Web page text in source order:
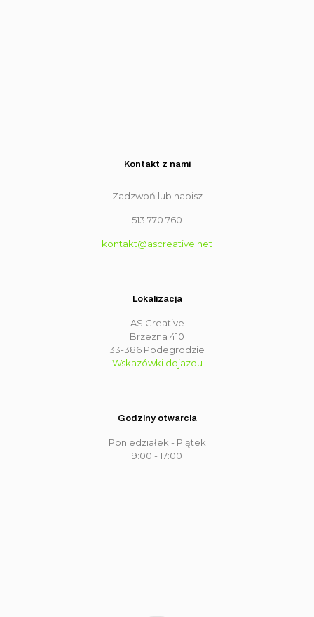
Kontakt z nami
Zadzwoń lub napisz
513 770 760
kontakt@ascreative.net
Lokalizacja
AS Creative
Brzezna 410
33-386 Podegrodzie
Wskazówki dojazdu
Godziny otwarcia
Poniedziałek - Piątek
9:00 - 17:00